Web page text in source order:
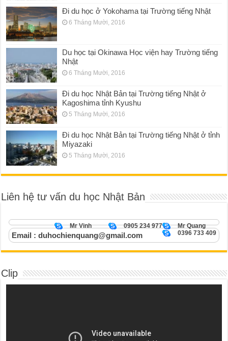
Đi du học ở Yokohama tại Trường tiếng Nhật
6 Tháng Mười, 2016
Du học tại Okinawa Học viện hay Trường tiếng
Nhật
6 Tháng Mười, 2016
Đi du học Nhật Bản tại Trường tiếng Nhật ở
Kagoshima tỉnh Kyushu
5 Tháng Mười, 2016
Đi du học Nhật Bản tại Trường tiếng Nhật ở tỉnh
Miyazaki
5 Tháng Mười, 2016
Liên hệ tư vấn du học Nhật Bản
Mr Quang
0905 234 977
Mr Vinh
0396 733 409
Email : duhochienquang@gmail.com
Clip